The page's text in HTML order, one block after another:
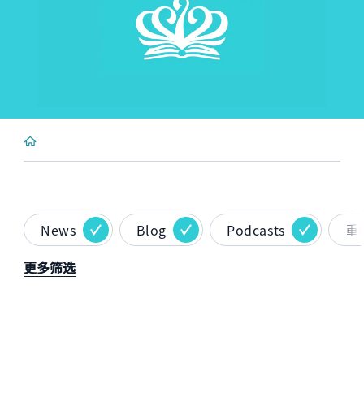
News Blog Podcasts
重
更多筛选